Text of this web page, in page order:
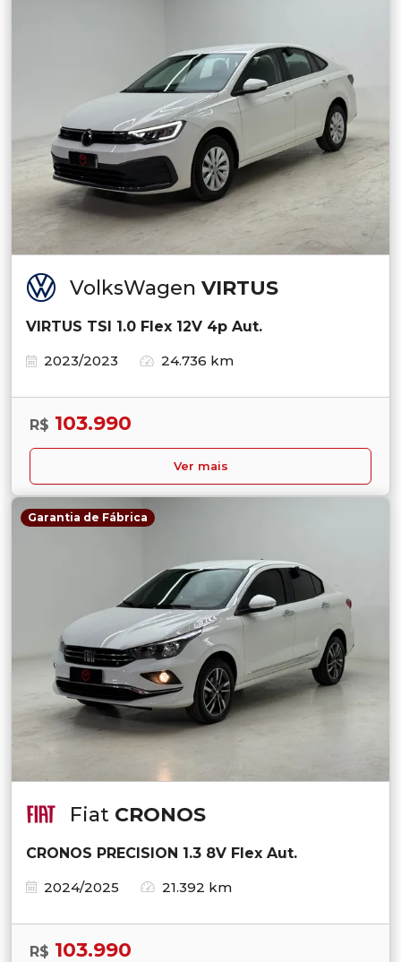
VolksWagen VIRTUS
VIRTUS TSI 1.0 Flex 12V 4p Aut.
2023/2023
24.736 km
R$ 103.990
Ver mais
Garantia de Fábrica
Fiat CRONOS
CRONOS PRECISION 1.3 8V Flex Aut.
2024/2025
21.392 km
R$ 103.990